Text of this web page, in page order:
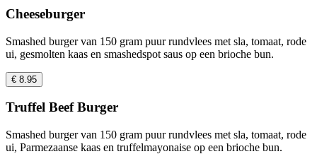
Cheeseburger
Smashed burger van 150 gram puur rundvlees met sla, tomaat, rode
ui, gesmolten kaas en smashedspot saus op een brioche bun.
€ 8.95
Truffel Beef Burger
Smashed burger van 150 gram puur rundvlees met sla, tomaat, rode
ui, Parmezaanse kaas en truffelmayonaise op een brioche bun.